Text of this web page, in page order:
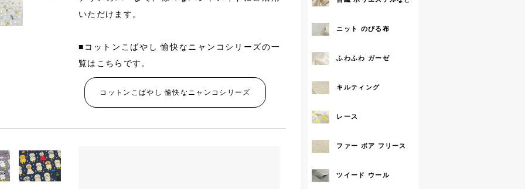
いただけます。
■コットンこばやし 愉快なニャンコシリーズの一
覧はこちらです。
コットンこばやし 愉快なニャンコシリーズ
ニット のびる布
ふわふわ ガーゼ
キルティング
レース
ファー ボア フリース
ツイード ウール